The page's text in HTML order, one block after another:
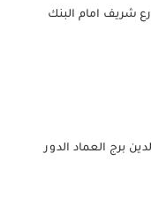
شريف امام البنك
برج العماد الدور